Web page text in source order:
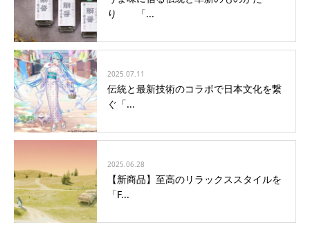
り 「...
2025.07.11
伝統と最新技術のコラボで日本文化を繋
ぐ「...
2025.06.28
【新商品】至高のリラックススタイルを
「F...